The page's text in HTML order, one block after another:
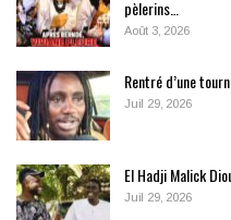
pèlerins…
Août 3, 2026
Rentré d’une
Juil 29, 2026
El Hadji Malick
Juil 29, 2026